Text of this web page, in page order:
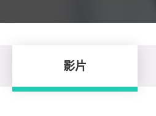
影片